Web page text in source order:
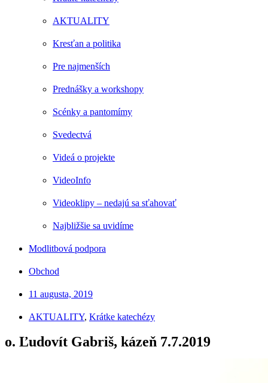
AKTUALITY
Kresťan a politika
Pre najmenších
Prednášky a workshopy
Scénky a pantomímy
Svedectvá
Videá o projekte
VideoInfo
Videoklipy – nedajú sa sťahovať
Najbližšie sa uvidíme
Modlitbová podpora
Obchod
11 augusta, 2019
AKTUALITY, Krátke katechézy
o. Ľudovít Gabriš, kázeň 7.7.2019